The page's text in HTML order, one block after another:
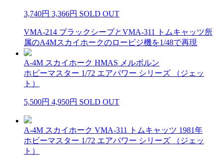
3,740円 3,366円 SOLD OUT
VMA-214 ブラックシープとVMA-311 トムキャッツ所
属のA4Mスカイホークのロービジ機を1/48で再現
A-4M スカイホーク HMAS メルボルン
ホビーマスター 1/72 エアパワー シリーズ （ジェッ
ト）
5,500円 4,950円 SOLD OUT
A-4M スカイホーク VMA-311 トムキャッツ 1981年
ホビーマスター 1/72 エアパワー シリーズ （ジェッ
ト）